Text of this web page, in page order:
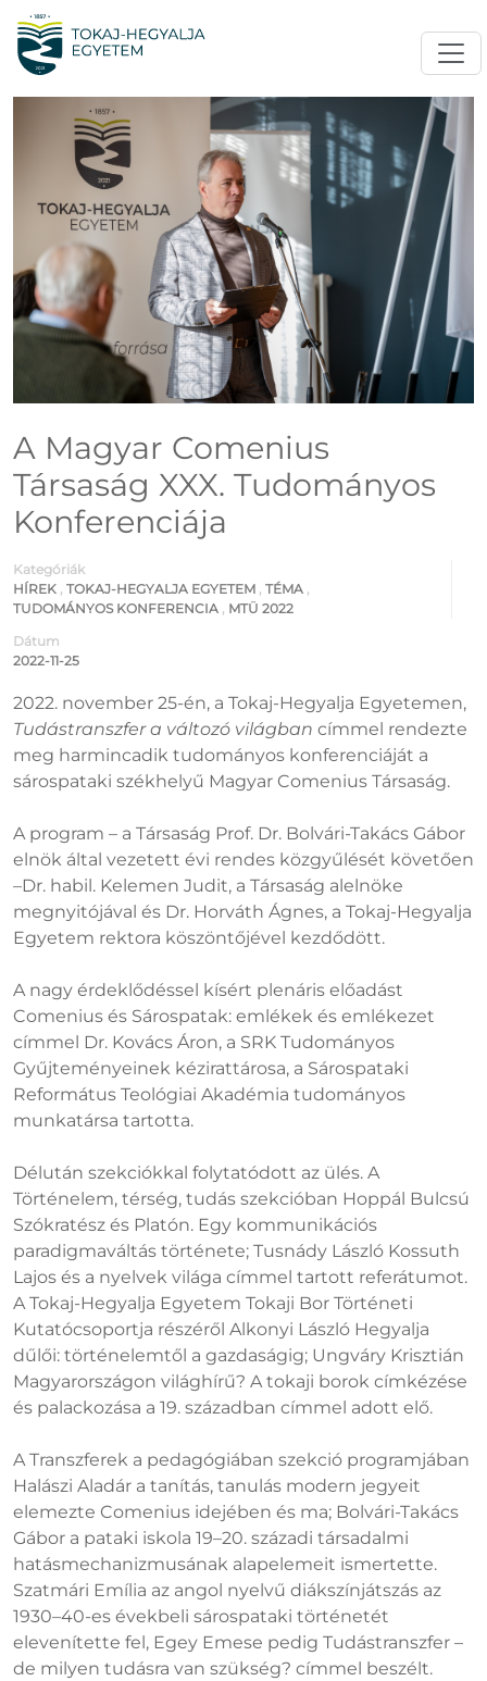
A Magyar Comenius
Társaság XXX. Tudományos
Konferenciája
Kategóriák
HÍREK , TOKAJ-HEGYALJA EGYETEM , TÉMA ,
TUDOMÁNYOS KONFERENCIA , MTÜ 2022
Dátum
2022-11-25
2022. november 25-én, a Tokaj-Hegyalja Egyetemen,
Tudástranszfer a változó világban címmel rendezte
meg harmincadik tudományos konferenciáját a
sárospataki székhelyű Magyar Comenius Társaság.
A program – a Társaság Prof. Dr. Bolvári-Takács Gábor
elnök által vezetett évi rendes közgyűlését követően
–Dr. habil. Kelemen Judit, a Társaság alelnöke
megnyitójával és Dr. Horváth Ágnes, a Tokaj-Hegyalja
Egyetem rektora köszöntőjével kezdődött.
A nagy érdeklődéssel kísért plenáris előadást
Comenius és Sárospatak: emlékek és emlékezet
címmel Dr. Kovács Áron, a SRK Tudományos
Gyűjteményeinek kézirattárosa, a Sárospataki
Református Teológiai Akadémia tudományos
munkatársa tartotta.
Délután szekciókkal folytatódott az ülés. A
Történelem, térség, tudás szekcióban Hoppál Bulcsú
Szókratész és Platón. Egy kommunikációs
paradigmaváltás története; Tusnády László Kossuth
Lajos és a nyelvek világa címmel tartott referátumot.
A Tokaj-Hegyalja Egyetem Tokaji Bor Történeti
Kutatócsoportja részéről Alkonyi László Hegyalja
dűlői: történelemtől a gazdaságig; Ungváry Krisztián
Magyarországon világhírű? A tokaji borok címkézése
és palackozása a 19. században címmel adott elő.
A Transzferek a pedagógiában szekció programjában
Halászi Aladár a tanítás, tanulás modern jegyeit
elemezte Comenius idejében és ma; Bolvári-Takács
Gábor a pataki iskola 19–20. századi társadalmi
hatásmechanizmusának alapelemeit ismertette.
Szatmári Emília az angol nyelvű diákszínjátszás az
1930–40-es évekbeli sárospataki történetét
elevenítette fel, Egey Emese pedig Tudástranszfer –
de milyen tudásra van szükség? címmel beszélt.